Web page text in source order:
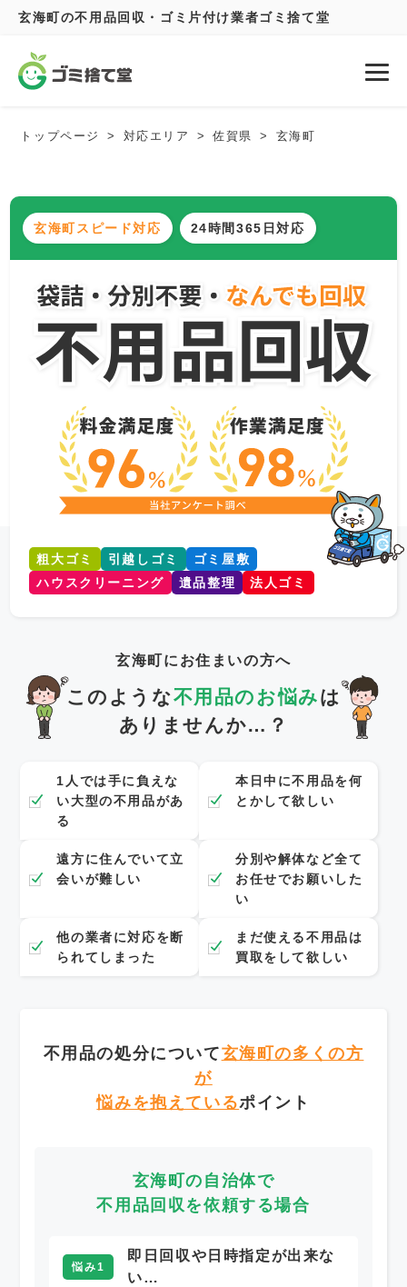
玄海町の不用品回収・ゴミ片付け業者ゴミ捨て堂
トップページ 対応エリア 佐賀県 玄海町
玄海町スピード対応 24時間365日対応
粗大ゴミ 引越しゴミ
ゴミ屋敷
ハウスクリーニング
遺品整理 法人ゴミ
玄海町にお住まいの方へ
このような不用品のお悩みは
ありませんか…？
1人では手に負えな
い大型の不用品があ
る
本日中に不用品を何
とかして欲しい
遠方に住んでいて立
会いが難しい
分別や解体など全て
お任せでお願いした
い
他の業者に対応を断
られてしまった
まだ使える不用品は
買取をして欲しい
不用品の処分について玄海町の多くの方
が
悩みを抱えているポイント
玄海町の自治体で
不用品回収を依頼する場合
悩み1
即日回収や日時指定が出来な
い…